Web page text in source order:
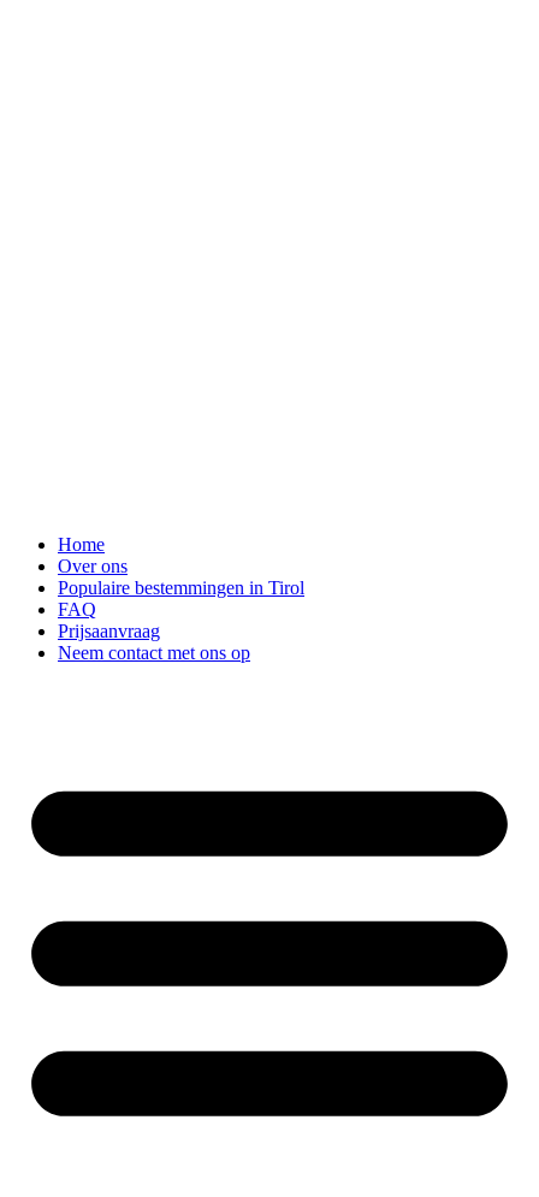
Home
Over ons
Populaire bestemmingen in Tirol
FAQ
Prijsaanvraag
Neem contact met ons op